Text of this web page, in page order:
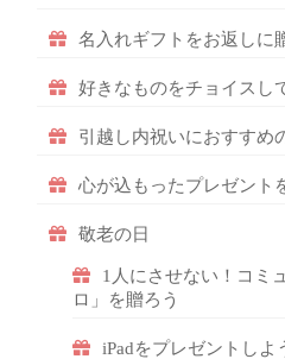
名入れギフトをお返しに
好きなものをチョイスし
引越し内祝いにおすすめ
心が込もったプレゼント
敬老の日
1人にさせない！コミ
ロ」を贈ろう
iPadをプレゼントしよ